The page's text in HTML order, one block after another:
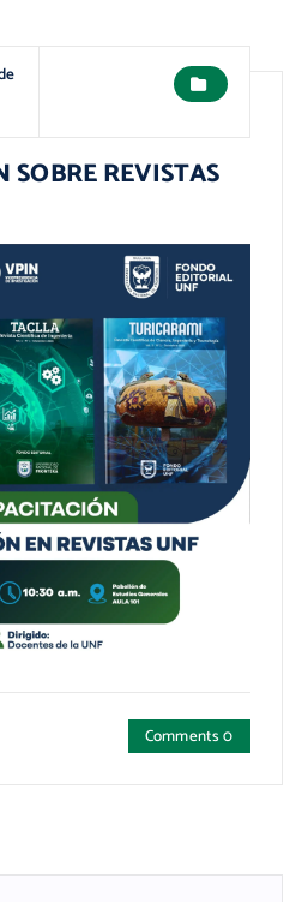
SOBRE REVISTAS
Comments 0